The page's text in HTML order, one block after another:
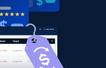
Model number,
Manufacturer,
Comece agora